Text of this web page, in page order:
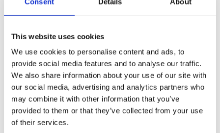
This website uses cookies
We use cookies to personalise content and ads, to
provide social media features and to analyse our traffic.
We also share information about your use of our site with
our social media, advertising and analytics partners who
may combine it with other information that you’ve
provided to them or that they’ve collected from your use
of their services.
Ervaring met Microsoft BI Stack;
Het is een pré als je ervaring hebt met het werken
Werken in de zorg;
Flexibele uren (36 uur);
Persoonlijk ontwikkelbudget;
13e maand bonus;
Hoofdkantoor in Utrecht (nu volledig thuiswerken).
Functie eigenschappen